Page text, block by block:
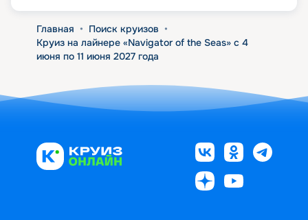
Главная • Поиск круизов •
Круиз на лайнере «Navigator of the Seas» с 4
июня по 11 июня 2027 года